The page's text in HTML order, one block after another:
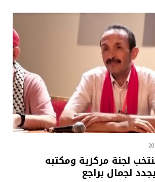
لجنة مركزية ومكتبه
لجمال براجع